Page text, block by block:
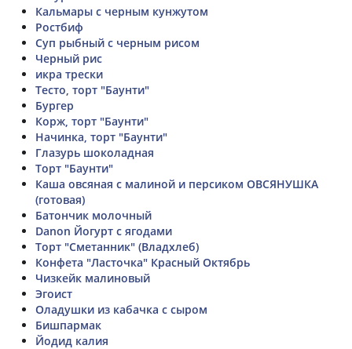
Кальмары с черным кунжутом
Ростбиф
Суп рыбный с черным рисом
Черный рис
икра трески
Тесто, торт "Баунти"
Бургер
Корж, торт "Баунти"
Начинка, торт "Баунти"
Глазурь шоколадная
Торт "Баунти"
Каша овсяная с малиной и персиком ОВСЯНУШКА
(готовая)
Батончик молочный
Danon Йогурт с ягодами
Торт "Сметанник" (Владхлеб)
Конфета "Ласточка" Красный Октябрь
Чизкейк малиновый
Эгоист
Оладушки из кабачка с сыром
Бишпармак
Йодид калия